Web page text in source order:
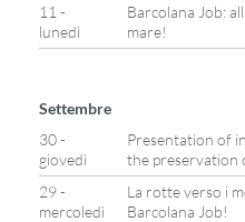
11 -
lunedì
Barcolana Job:
mare!
Settembre
30 -
giovedì
Presentation of
the preservation
29 -
mercoledì
La rotte verso i
Barcolana Job!